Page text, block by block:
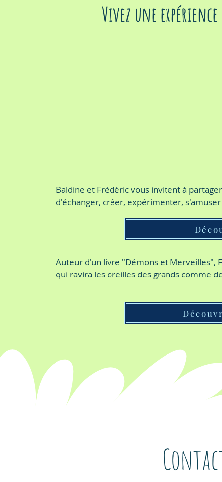
Vivez une
Baldine et Frédéric vous invitent à
d'échanger, créer, expérimenter,
Auteur d'un livre "Démons et Merveilles",
qui ravira les oreilles des grands comme